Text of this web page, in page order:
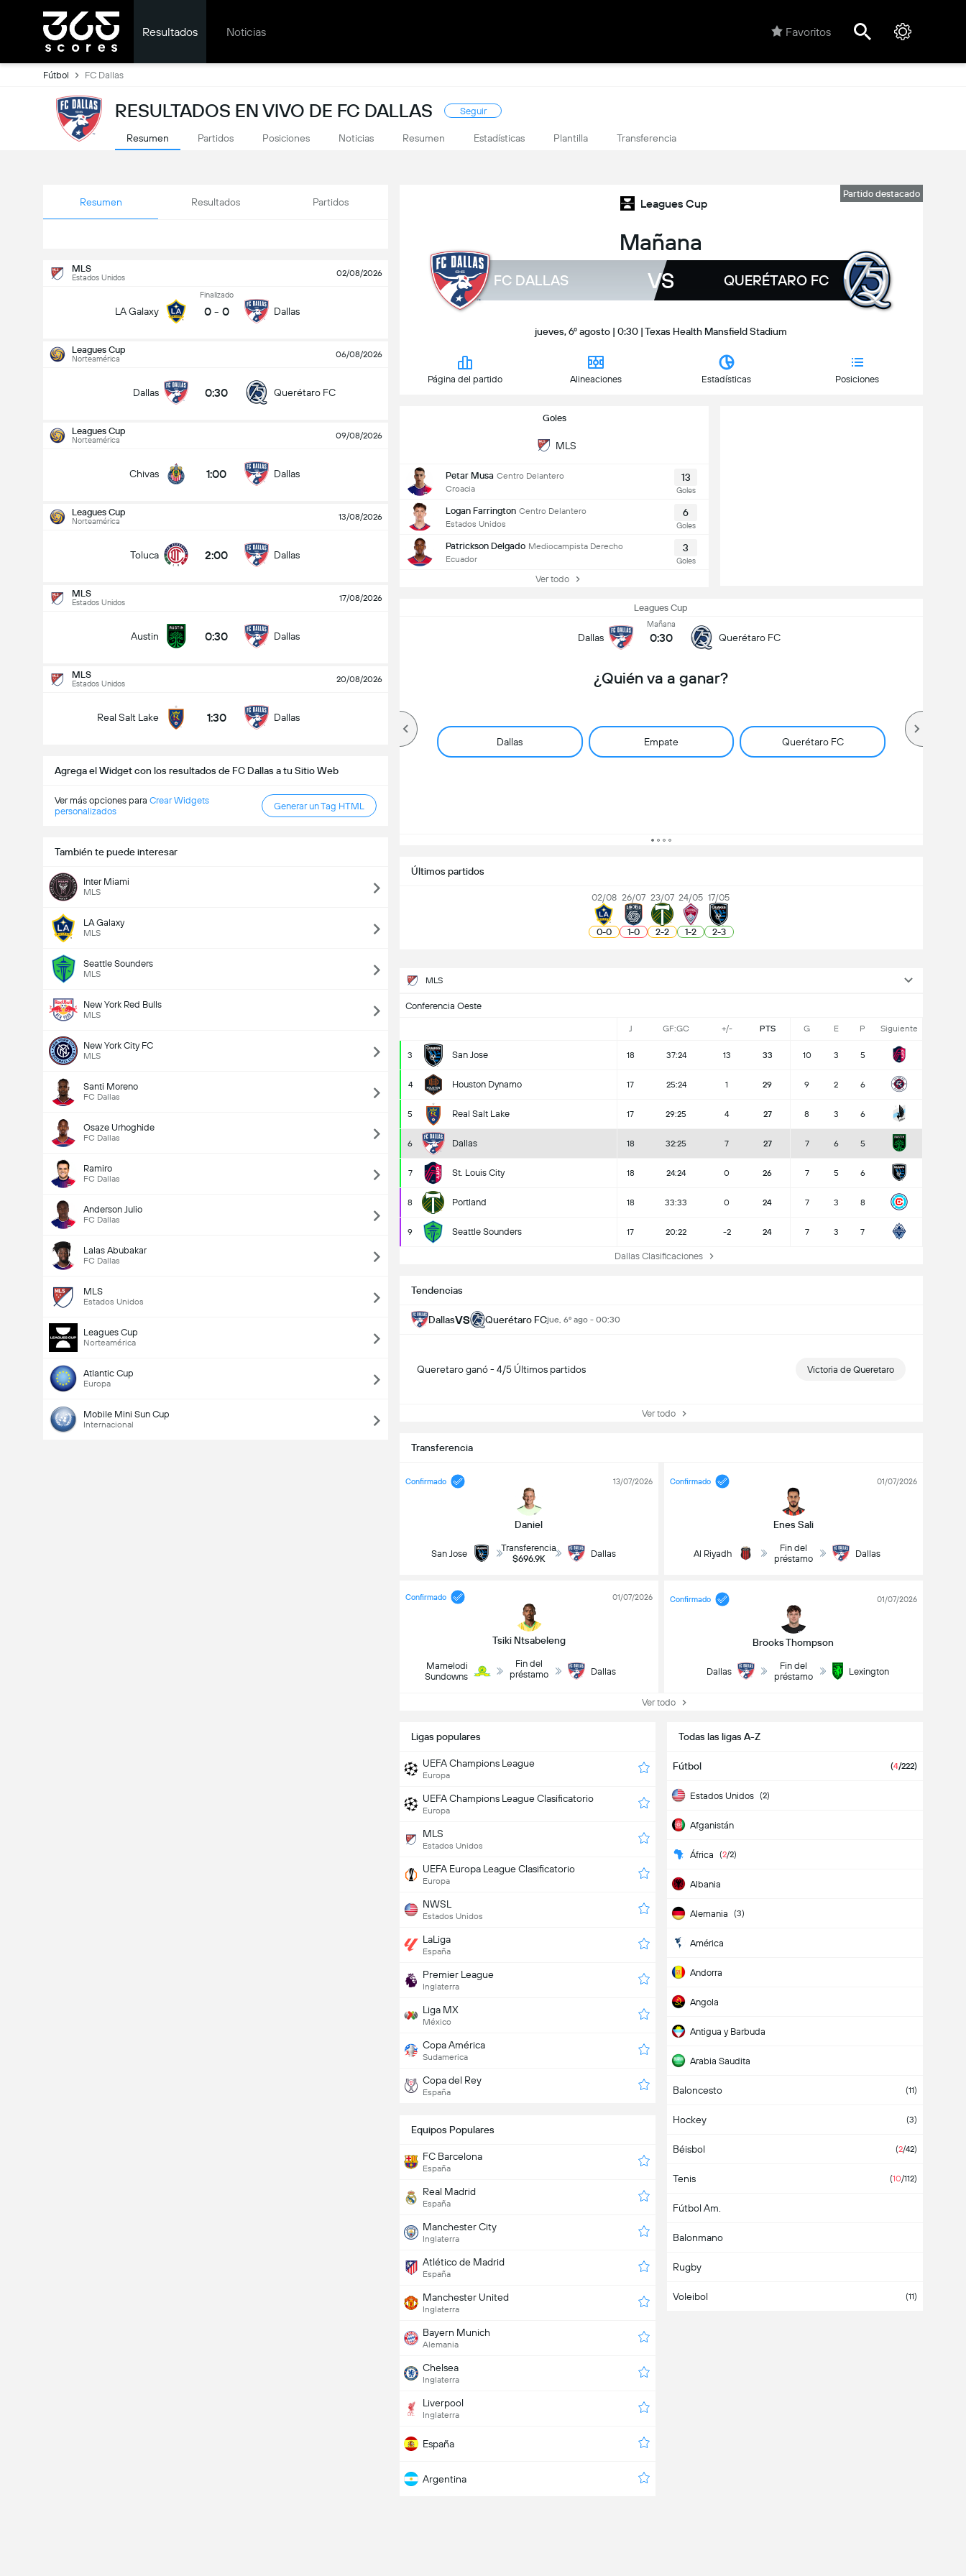
Resultados Noticias Favoritos
Fútbol FC Dallas
RESULTADOS EN VIVO DE FC DALLAS Seguir
Resumen Partidos Posiciones Noticias Resumen Estadísticas Plantilla Transferencia
Resumen Resultados Partidos
MLS
Estados Unidos 02/08/2026
LA Galaxy
Finalizado
0 - 0 Dallas
Leagues Cup
Norteamérica 06/08/2026
Dallas 0:30 Querétaro FC
Leagues Cup
Norteamérica 09/08/2026
Chivas 1:00 Dallas
Leagues Cup
Norteamérica 13/08/2026
Toluca 2:00 Dallas
MLS
Estados Unidos 17/08/2026
Austin 0:30 Dallas
MLS
Estados Unidos 20/08/2026
Real Salt Lake 1:30 Dallas
Agrega el Widget con los resultados de FC Dallas a tu Sitio Web
Ver más opciones para Crear Widgets
personalizados
Generar un Tag HTML
También te puede interesar
Inter Miami
MLS
LA Galaxy
MLS
Seattle Sounders
MLS
New York Red Bulls
MLS
New York City FC
MLS
Santi Moreno
FC Dallas
Osaze Urhoghide
FC Dallas
Ramiro
FC Dallas
Anderson Julio
FC Dallas
Lalas Abubakar
FC Dallas
MLS
Estados Unidos
Leagues Cup
Norteamérica
Atlantic Cup
Europa
Mobile Mini Sun Cup
Internacional
Partido destacado
Leagues Cup
Mañana
FC DALLAS VS QUERÉTARO FC
jueves, 6º agosto | 0:30 | Texas Health Mansfield Stadium
Página del partido Alineaciones Estadísticas Posiciones
Goles
MLS
Petar Musa Centro Delantero
Croacia
13
Goles
Logan Farrington Centro Delantero
Estados Unidos
6
Goles
Patrickson Delgado Mediocampista Derecho
Ecuador
3
Goles
Ver todo
Leagues Cup
Dallas
Mañana
0:30 Querétaro FC
¿Quién va a ganar?
Dallas Empate Querétaro FC
Leagues Cup
1:00 Dallas
Goles en el partido (2.5)
Últimos partidos
02/08
0-0
26/07
1-0
23/07
2-2
24/05
1-2
17/05
2-3
MLS
Conferencia Oeste
J GF:GC +/- PTS G E P Siguiente
3 San Jose 18 37:24 13 33 10 3 5
4 Houston Dynamo 17 25:24 1 29 9 2 6
5 Real Salt Lake 17 29:25 4 27 8 3 6
6 Dallas 18 32:25 7 27 7 6 5
7 St. Louis City 18 24:24 0 26 7 5 6
8 Portland 18 33:33 0 24 7 3 8
9 Seattle Sounders 17 20:22 -2 24 7 3 7
Dallas Clasificaciones
Tendencias
DallasVS Querétaro FCjue, 6º ago - 00:30
Queretaro ganó - 4/5 Últimos partidos Victoria de Queretaro
Ver todo
Transferencia
Confirmado
Daniel
13/07/2026
San Jose
Transferencia
$696.9K
Dallas
Confirmado
Enes Sali
01/07/2026
Al Riyadh
Fin del
préstamo
Dallas
Confirmado
Tsiki Ntsabeleng
01/07/2026
Mamelodi
Sundowns
Fin del
préstamo
Dallas
Confirmado
Brooks Thompson
01/07/2026
Dallas
Fin del
préstamo
Lexington
Ver todo
Ligas populares
UEFA Champions League
Europa
UEFA Champions League Clasificatorio
Europa
MLS
Estados Unidos
UEFA Europa League Clasificatorio
Europa
NWSL
Estados Unidos
LaLiga
España
Premier League
Inglaterra
Liga MX
México
Copa América
Sudamerica
Copa del Rey
España
Todas las ligas A-Z
Fútbol (4/222)
Estados Unidos (2)
Afganistán
África (2/2)
Albania
Alemania (3)
América
Andorra
Angola
Antigua y Barbuda
Arabia Saudita
Argelia
Argentina
Armenia
Aruba
Asia
Australia
Austria
Azerbaiyán
Baloncesto (11)
Hockey (3)
Béisbol (2/42)
Tenis (10/112)
Fútbol Am.
Balonmano
Rugby
Voleibol (11)
Equipos Populares
FC Barcelona
España
Real Madrid
España
Manchester City
Inglaterra
Atlético de Madrid
España
Manchester United
Inglaterra
Bayern Munich
Alemania
Chelsea
Inglaterra
Liverpool
Inglaterra
España
Argentina